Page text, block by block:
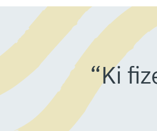
“Ki